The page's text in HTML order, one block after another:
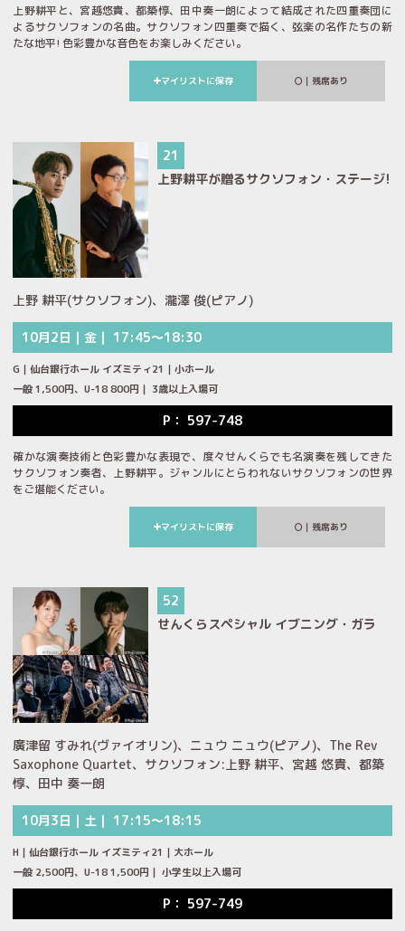
上野耕平と、宮越悠貴、都築惇、田中奏一朗によって結成された四重奏団に
よるサクソフォンの名曲。サクソフォン四重奏で描く、弦楽の名作たちの新
たな地平! 色彩豊かな音色をお楽しみください。
マイリストに保存 ｜残席あり
21
上野耕平が贈るサクソフォン・ステージ!
上野 耕平(サクソフォン)、瀧澤 俊(ピアノ)
10月2日｜金｜ 17:45～18:30
G｜仙台銀行ホール イズミティ21｜小ホール
一般 1,500円、U-18 800円｜ 3歳以上入場可
P： 597-748
確かな演奏技術と色彩豊かな表現で、度々せんくらでも名演奏を残してきた
サクソフォン奏者、上野耕平。ジャンルにとらわれないサクソフォンの世界
をご堪能ください。
マイリストに保存 ｜残席あり
52
せんくらスペシャル イブニング・ガラ
廣津留 すみれ(ヴァイオリン)、ニュウ ニュウ(ピアノ)、The Rev
Saxophone Quartet、サクソフォン:上野 耕平、宮越 悠貴、都築
惇、田中 奏一朗
10月3日｜土｜ 17:15～18:15
H｜仙台銀行ホール イズミティ21｜大ホール
一般 2,500円、U-18 1,500円｜ 小学生以上入場可
P： 597-749